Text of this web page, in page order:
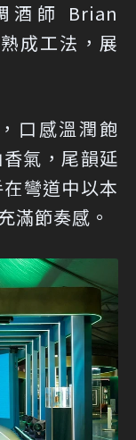
酒師 Brian
成工法，展
口感溫潤飽
氣，尾韻延
彎道中以本
滿節奏感。